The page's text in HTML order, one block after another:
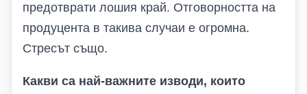
предотврати лошия край. Отговорността на
продуцента в такива случаи е огромна.
Стресът също.
Какви са най-важните изводи, които